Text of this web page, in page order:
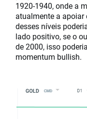
1920-1940, onde a
atualmente a apoiar
desses níveis
lado positivo, se o
de 2000, isso
momentum bullish.